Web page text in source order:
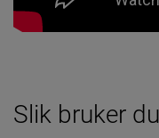
Slik bruker